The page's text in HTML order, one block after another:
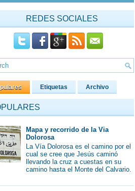
REDES SOCIALES
Etiquetas Archivo
Mapa y recorrido de la Via
Dolorosa
La Vía Dolorosa es el camino por el
cual se cree que Jesús caminó
llevando la cruz a cuestas en su
camino hasta el Monte del Calvario.